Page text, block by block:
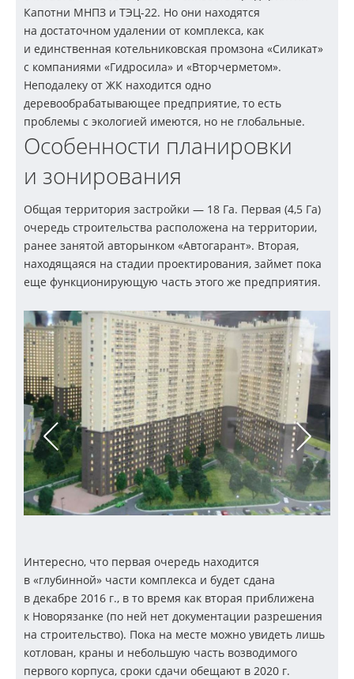
Капотни МНПЗ и ТЭЦ-22. Но они находятся
на достаточном удалении от комплекса, как
и единственная котельниковская промзона «Силикат»
с компаниями «Гидросила» и «Вторчерметом».
Неподалеку от ЖК находится одно
деревообрабатывающее предприятие, то есть
проблемы с экологией имеются, но не глобальные.
Особенности планировки
и зонирования
Общая территория застройки — 18 Га. Первая (4,5 Га)
очередь строительства расположена на территории,
ранее занятой авторынком «Автогарант». Вторая,
находящаяся на стадии проектирования, займет пока
еще функционирующую часть этого же предприятия.
Интересно, что первая очередь находится
в «глубинной» части комплекса и будет сдана
в декабре 2016 г., в то время как вторая приближена
к Новорязанке (по ней нет документации разрешения
на строительство). Пока на месте можно увидеть лишь
котлован, краны и небольшую часть возводимого
первого корпуса, сроки сдачи обещают в 2020 г.